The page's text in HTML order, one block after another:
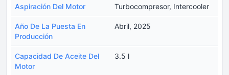
Aspiración Del Motor Turbocompresor, Intercooler
Año De La Puesta En
Producción
Abril, 2025
Capacidad De Aceite Del
Motor
3.5 l